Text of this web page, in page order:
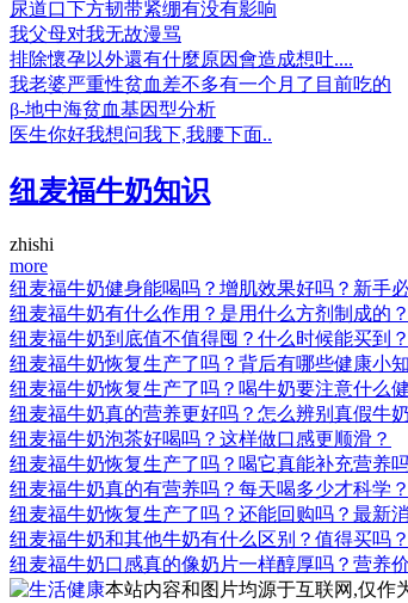
尿道口下方韧带紧绷有没有影响
我父母对我无故漫骂
排除懷孕以外還有什麼原因會造成想吐....
我老婆严重性贫血差不多有一个月了目前吃的
β-地中海贫血基因型分析
医生你好我想问我下,我腰下面..
纽麦福牛奶知识
zhishi
more
纽麦福牛奶健身能喝吗？增肌效果好吗？新手必
纽麦福牛奶有什么作用？是用什么方剂制成的？
纽麦福牛奶到底值不值得囤？什么时候能买到
纽麦福牛奶恢复生产了吗？背后有哪些健康小
纽麦福牛奶恢复生产了吗？喝牛奶要注意什么
纽麦福牛奶真的营养更好吗？怎么辨别真假牛
纽麦福牛奶泡茶好喝吗？这样做口感更顺滑？
纽麦福牛奶恢复生产了吗？喝它真能补充营养
纽麦福牛奶真的有营养吗？每天喝多少才科学？
纽麦福牛奶恢复生产了吗？还能回购吗？最新
纽麦福牛奶和其他牛奶有什么区别？值得买吗？
纽麦福牛奶口感真的像奶片一样醇厚吗？营养
本站内容和图片均源于互联网,仅作